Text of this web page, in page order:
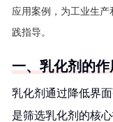
应用案例，为工业生
践指导。
一、乳化剂的
乳化剂通过降低界
是筛选乳化剂的核